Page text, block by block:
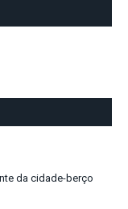
da cidade-berço